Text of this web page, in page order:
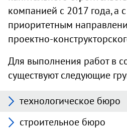
компанией с 2017 года, а
приоритетным
проектно-
Для выполнения работ в
существуют следующие
технологическое бюро
строительное бюро